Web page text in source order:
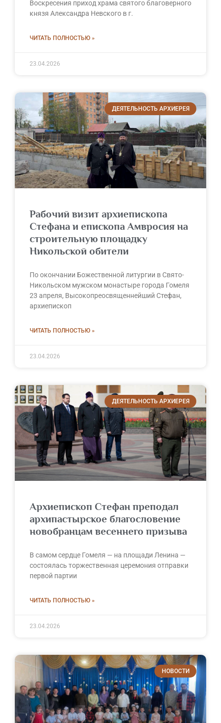
Воскресения приход храма святого благоверного
князя Александра Невского в г.
ЧИТАТЬ ПОЛНОСТЬЮ »
23.04.2026
ДЕЯТЕЛЬНОСТЬ АРХИЕРЕЯ
Рабочий визит архиепископа
Стефана и епископа Амвросия на
строительную площадку
Никольской обители
По окончании Божественной литургии в Свято-
Никольском мужском монастыре города Гомеля
23 апреля, Высокопреосвященнейший Стефан,
архиепископ
ЧИТАТЬ ПОЛНОСТЬЮ »
23.04.2026
ДЕЯТЕЛЬНОСТЬ АРХИЕРЕЯ
Архиепископ Стефан преподал
архипастырское благословение
новобранцам весеннего призыва
В самом сердце Гомеля — на площади Ленина —
состоялась торжественная церемония отправки
первой партии
ЧИТАТЬ ПОЛНОСТЬЮ »
23.04.2026
НОВОСТИ